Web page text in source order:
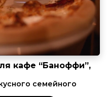
кафе “Баноффи”,
семейного